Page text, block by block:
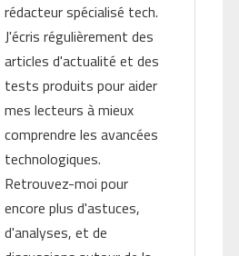
rédacteur spécialisé tech.
J'écris régulièrement des
articles d'actualité et des
tests produits pour aider
mes lecteurs à mieux
comprendre les avancées
technologiques.
Retrouvez-moi pour
encore plus d'astuces,
d'analyses, et de